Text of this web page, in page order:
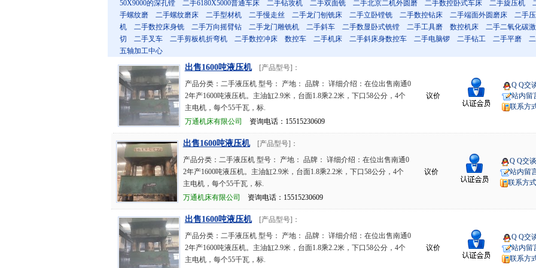
50X9000的深孔镗
二手6180X5000普通车床 二手钻攻机 二手双面铣 二手北京二机外圆磨 二手数控卧式车床 二手旋压机
手螺纹磨
二手螺纹磨床 二手型材机 二手慢走丝 二手龙门刨铣床 二手立卧镗铣 二手数控钻床 二手端面外圆磨床
二手
机
二手数控床身铣 二手万向摇臂钻 二手龙门雕铣机 二手斜车 二手数显卧式铣镗 二手工具磨 数控机床
二手二氧化碳
切
二手叉车 二手剪板机折弯机 二手数控冲床 数控车 二手机床 二手斜床身数控车 二手电脑锣 二手钻工 二手平磨
五轴加工中心
出售1600吨液压机
[产品型号]：
产品分类：二手液压机 型号： 产地： 品牌： 详细介绍：在位出售南通0
2年产1600吨液压机。主油缸2.9米，台面1.8乘2.2米，下口58公分，4个
主电机，每个55千瓦，标.
万通机床有限公司
资询电话：15515230609
议价
Q Q交
站内留
联系方
出售1600吨液压机
[产品型号]：
产品分类：二手液压机 型号： 产地： 品牌： 详细介绍：在位出售南通0
2年产1600吨液压机。主油缸2.9米，台面1.8乘2.2米，下口58公分，4个
主电机，每个55千瓦，标.
万通机床有限公司
资询电话：15515230609
议价
Q Q交谈
站内留
联系方式
出售1600吨液压机
[产品型号]：
产品分类：二手液压机 型号： 产地： 品牌： 详细介绍：在位出售南通0
2年产1600吨液压机。主油缸2.9米，台面1.8乘2.2米，下口58公分，4个
主电机，每个55千瓦，标.
议价
Q Q交
站内留
联系方